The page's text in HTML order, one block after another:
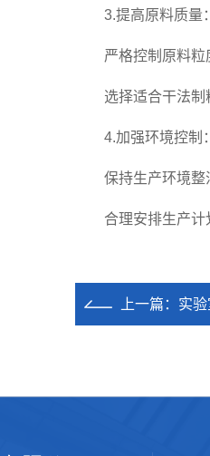
3.提高原料质量
严格控制原料粒度
选择适合干法制
4.加强环境控制
保持生产环境整洁
合理安排生产计划
上一篇： 实验